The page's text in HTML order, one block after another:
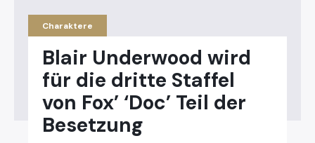
Charaktere
Blair Underwood wird
für die dritte Staffel
von Fox’ ‘Doc’ Teil der
Besetzung